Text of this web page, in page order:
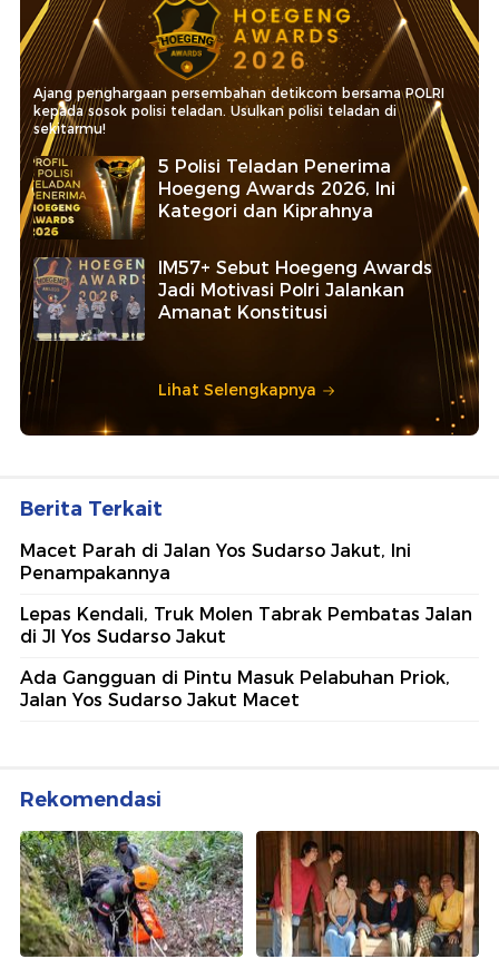
Ajang penghargaan persembahan detikcom bersama POLRI
kepada sosok polisi teladan. Usulkan polisi teladan di
sekitarmu!
5 Polisi Teladan Penerima
Hoegeng Awards 2026, Ini
Kategori dan Kiprahnya
IM57+ Sebut Hoegeng Awards
Jadi Motivasi Polri Jalankan
Amanat Konstitusi
Lihat Selengkapnya
Berita Terkait
Macet Parah di Jalan Yos Sudarso Jakut, Ini
Penampakannya
Lepas Kendali, Truk Molen Tabrak Pembatas Jalan
di Jl Yos Sudarso Jakut
Ada Gangguan di Pintu Masuk Pelabuhan Priok,
Jalan Yos Sudarso Jakut Macet
Rekomendasi